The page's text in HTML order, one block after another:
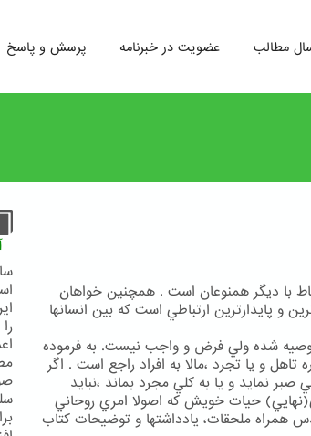
پرسش و پاسخ عضویت در خبرنامه مطالب
با ديگر همنوعان است . همچنين خواهان
و پايدارترين ارتباطي است كه بين انسانها
توصيه شده ولي فرض و واجب نيست. به فرموده
و يا تجرد ،مالا به افراد راجع است . اگر
نمايد و يا به كلي مجرد بماند ،نبايد
حيات خويش كه اصولا امري روحاني
168 كتاب اقدس همراه ملحقات، يادداشتها و توضيحات كتاب